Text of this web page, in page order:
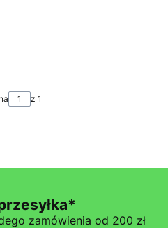
z 1
zamówienia od 200 zł